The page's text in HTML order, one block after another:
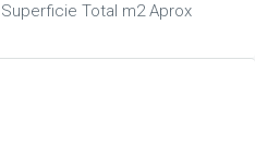
Superficie Total m2 Aprox